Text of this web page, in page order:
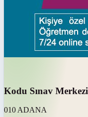
Kodu Sınav Merkezi
010 ADANA